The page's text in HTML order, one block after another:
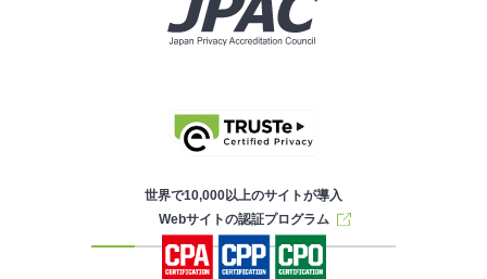
世界で10,000以上のサイトが導入
Webサイトの認証プログラム